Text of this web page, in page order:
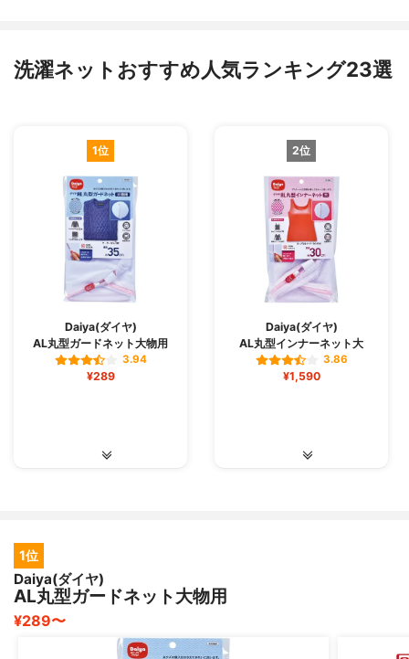
洗濯ネットおすすめ人気ランキング23選
1位
Daiya(ダイヤ)
AL丸型ガードネット大物用
3.94
¥289
2位
Daiya(ダイヤ)
AL丸型インナーネット大
3.86
¥1,590
1位
Daiya(ダイヤ)
AL丸型ガードネット大物用
¥289〜